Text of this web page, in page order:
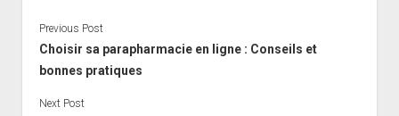
Previous Post
Choisir sa parapharmacie en ligne : Conseils et
bonnes pratiques
Next Post